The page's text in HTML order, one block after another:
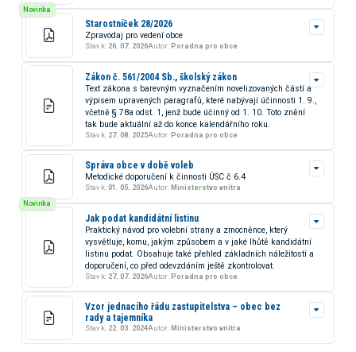
Novinka
Starostníček 28/2026
Zpravodaj pro vedení obce
Stav k: 26. 07. 2026Autor: Poradna pro obce
Zákon č. 561/2004 Sb., školský zákon
Text zákona s barevným vyznačením novelizovaných částí a
výpisem upravených paragrafů, které nabývají účinnosti 1. 9.,
včetně § 78a odst. 1, jenž bude účinný od 1. 10. Toto znění
tak bude aktuální až do konce kalendářního roku.
Stav k: 27. 08. 2025Autor: Poradna pro obce
Správa obce v době voleb
Metodické doporučení k činnosti ÚSC č 6.4
Stav k: 01. 05. 2026Autor: Ministerstvo vnitra
Novinka
Jak podat kandidátní listinu
Praktický návod pro volební strany a zmocněnce, který
vysvětluje, komu, jakým způsobem a v jaké lhůtě kandidátní
listinu podat. Obsahuje také přehled základních náležitostí a
doporučení, co před odevzdáním ještě zkontrolovat.
Stav k: 27. 07. 2026Autor: Poradna pro obce
Vzor jednacího řádu zastupitelstva – obec bez
rady a tajemníka
Stav k: 22. 03. 2024Autor: Ministerstvo vnitra